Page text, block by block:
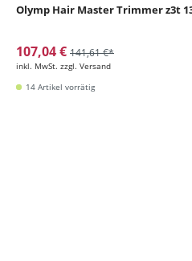
Olymp Hair Master Trimmer z3t
107,04 € 141,61 €*
inkl. MwSt. zzgl. Versand
14 Artikel vorrätig